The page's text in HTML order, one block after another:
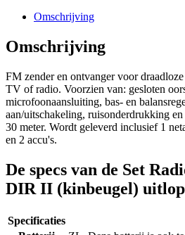
Omschrijving
Omschrijving
FM zender en ontvanger voor
TV of radio. Voorzien van: gesloten
microfoonaansluiting, bas- en
aan/uitschakeling, ruisonderdrukking
30 meter. Wordt geleverd inclusief 1
en 2 accu's.
De specs van de Set
DIR II (kinbeugel)
Specificaties